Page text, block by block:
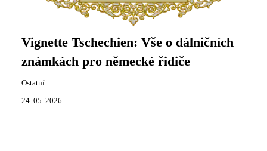
Vignette Tschechien: Vše o dálničních
známkách pro německé řidiče
Ostatní
24. 05. 2026